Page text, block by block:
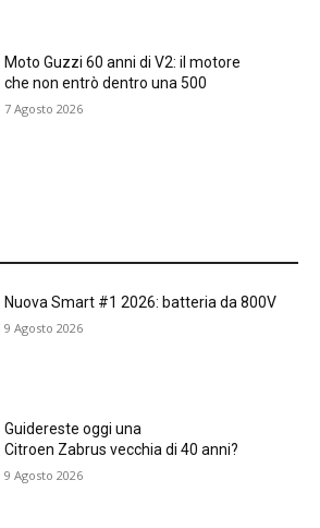
Moto Guzzi 60 anni di V2: il motore
che non entrò dentro una 500
7 Agosto 2026
Nuova Smart #1 2026: batteria da 800V
9 Agosto 2026
Guidereste oggi una
Citroen Zabrus vecchia di 40 anni?
9 Agosto 2026